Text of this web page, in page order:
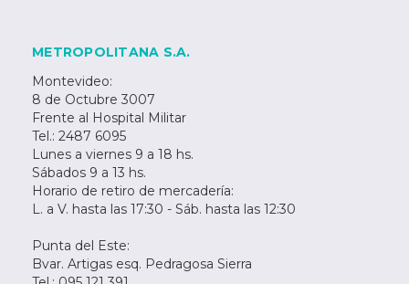
METROPOLITANA S.A.
Montevideo:
8 de Octubre 3007
Frente al Hospital Militar
Tel.: 2487 6095
Lunes a viernes 9 a 18 hs.
Sábados 9 a 13 hs.
Horario de retiro de mercadería:
L. a V. hasta las 17:30 - Sáb. hasta las 12:30
Punta del Este:
Bvar. Artigas esq. Pedragosa Sierra